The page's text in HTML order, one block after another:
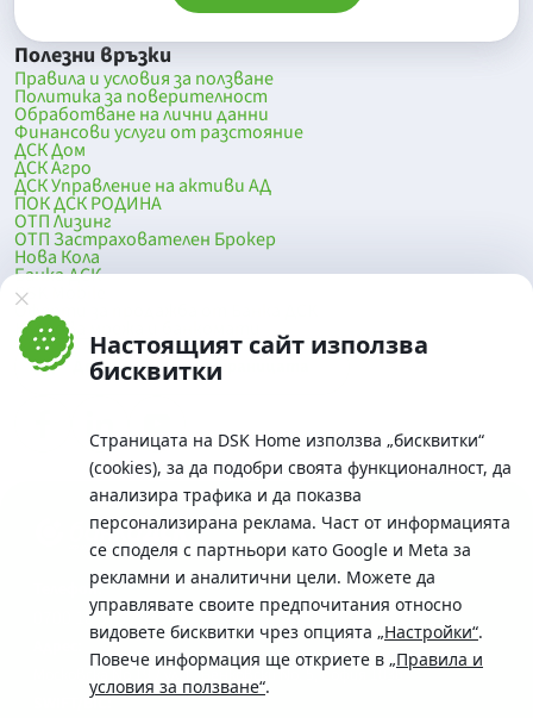
Настоящият сайт използва
бисквитки
Страницата на DSK Home използва „бисквитки“
(cookies), за да подобри своята функционалност, да
анализира трафика и да показва
персонализирана реклама. Част от информацията
се споделя с партньори като Google и Meta за
рекламни и аналитични цели. Можете да
управлявате своите предпочитания относно
видовете бисквитки чрез опцията „Настройки“.
Повече информация ще откриете в „Правила и
условия за ползване“.
Полезни връзки
Правила и условия за ползване
Политика за поверителност
Обработване на лични данни
Финансови услуги от разстояние
ДСК Дом
ДСК Агро
ДСК Управление на активи АД
ПОК ДСК РОДИНА
ОТП Лизинг
ОТП Застрахователен Брокер
Нова Кола
Банка ДСК
DSK Mobile
Оферти за продажба от Банка ДСК
Клонова мрежа и банкомати
До началото на страницата
Телефон:
0700 10 375 / *2375
Московска No.19 / ул. Г. Бенковски No. 5, София 1036
SWIFT/BIC: